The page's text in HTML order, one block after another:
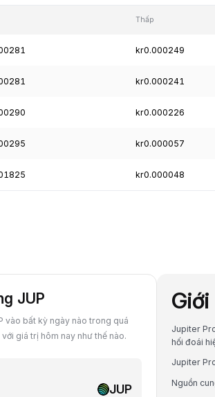
Thấp
kr0.000249
kr0.000241
kr0.000226
kr0.000057
kr0.000048
JUP
vào bất kỳ ngày nào trong quá
giá trị hôm nay như thế nào.
JUP
Jupiter
hối đoái
Jupiter
Nguồn